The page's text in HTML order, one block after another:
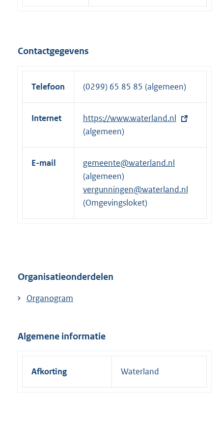
e
:
x
e
l
k
Contactgegevens
Telefoon (0299) 65 85 85 (algemeen)
Internet
E
x
t
r
n
e
l
i
https://www.waterland.nl
(algemeen)
E-mail
gemeente@waterland.nl
(algemeen)
vergunningen@waterland.nl
(Omgevingsloket)
Organisatieonderdelen
Organogram
Algemene informatie
Afkorting Waterland